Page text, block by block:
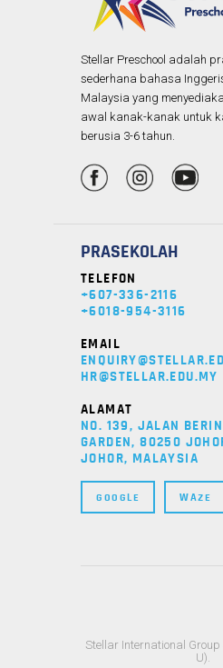
Stellar Preschool adalah
sederhana bahasa
Malaysia yang
awal kanak-kanak untuk
berusia 3-6 tahun.
PRASEKOLAH
TELEFON
+607-336-2116
+6018-954-3116
EMAIL
HR@STELLAR.EDU.MY
ALAMAT
NO. 139, JALAN
GARDEN, 80250
JOHOR, MALAYSIA
GOOGLE WAZE
Stellar International
U).